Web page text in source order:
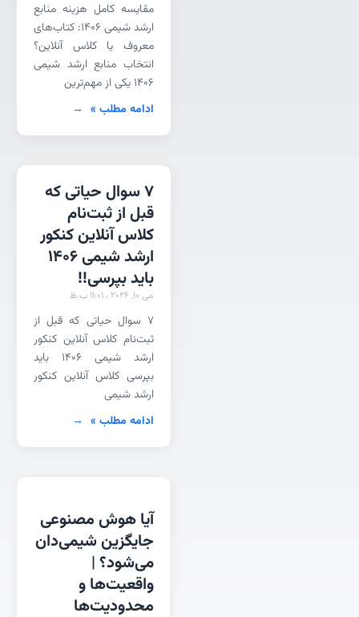
مقایسه کامل هزینه منابع
ارشد شیمی 1406: کتاب‌های
معروف یا کلاس آنلاین؟
انتخاب منابع ارشد شیمی
۱۴۰۶ یکی از مهم‌ترین
ادامه مطلب »
7 سوال حیاتی که
قبل از ثبت‌نام
کلاس آنلاین کنکور
ارشد شیمی ۱۴۰۶
باید بپرسی!!
می 10, 2026
۷ سوال حیاتی که قبل از
ثبت‌نام کلاس آنلاین کنکور
ارشد شیمی ۱۴۰۶ باید
بپرسی کلاس آنلاین کنکور
ارشد شیمی
ادامه مطلب »
آیا هوش مصنوعی
جایگزین شیمی‌دان
می‌شود؟ |
واقعیت‌ها و
محدودیت‌ها